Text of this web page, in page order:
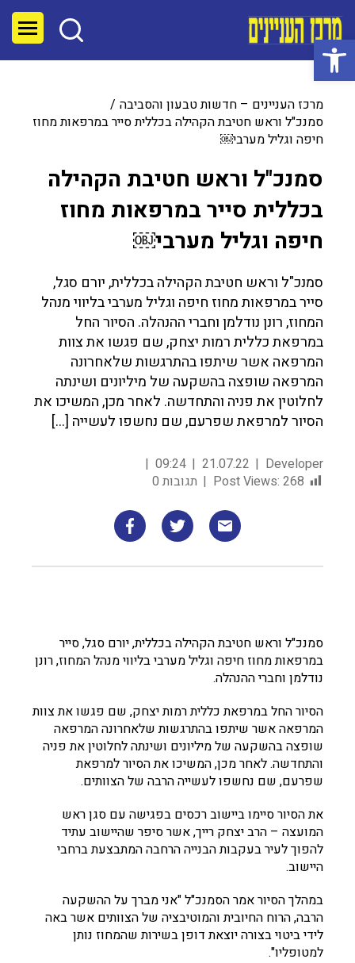
פתח סרגל נגישות
מרכז העניינים – חדשות טבעון והסביבה
סמנכ"ל וראש חטיבת הקהילה בכללית סייר במרפאות מחוז
חיפה וגליל מערבי￼
סמנכ"ל וראש חטיבת הקהילה
בכללית סייר במרפאות מחוז
חיפה וגליל מערבי￼
סמנכ"ל וראש חטיבת הקהילה בכללית, יורם סגל,
סייר במרפאות מחוז חיפה וגליל מערבי בליווי מנהל
המחוז, רונן נודלמן וחברי ההנהלה. הסיור החל
במרפאת כללית רמות יצחק, שם פגשו את צוות
המרפאה אשר שיתפו בהתרגשות שלאחרונה
המרפאה שופצה בהשקעה של מיליונים ושינתה
לחלוטין את פניה והתחדשה. לאחר מכן, המשיכו את
הסיור למרפאת שפרעם, שם נחשפו לעשייה […]
Developer
21.07.22
09:24
Post Views: 268 תגובות 0
סמנכ"ל וראש חטיבת הקהילה בכללית, יורם סגל, סייר
במרפאות מחוז חיפה וגליל מערבי בליווי מנהל המחוז, רונן
נודלמן וחברי ההנהלה.
הסיור החל במרפאת כללית רמות יצחק, שם פגשו את צוות
המרפאה אשר שיתפו בהתרגשות שלאחרונה המרפאה
שופצה בהשקעה של מיליונים ושינתה לחלוטין את פניה
והתחדשה. לאחר מכן, המשיכו את הסיור למרפאת
שפרעם, שם נחשפו לעשייה הרבה של הצוותים.
את הסיור סיימו ביישוב רכסים בפגישה עם סגן ראש
המועצה – הרב יצחק רייך, אשר סיפר שהיישוב עתיד
להפוך לעיר בעקבות הבנייה הרחבה המתבצעת ברחבי
היישוב.
במהלך הסיור אמר הסמנכ"ל "אני מברך על ההשקעה
הרבה, הרוח החיובית והמוטיבציה של הצוותים אשר באה
לידי ביטוי בצורה יוצאת דופן בשירות שהמחוז נותן
למטופליו".